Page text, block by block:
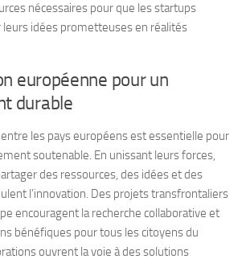
nécessaires pour que les startups
idées prometteuses en réalités
européenne pour un
durable
les pays européens est essentielle pour
soutenable. En unissant leurs forces,
des ressources, des idées et des
l’innovation. Des projets transfrontaliers
encouragent la recherche collaborative et
bénéfiques pour tous les citoyens du
ouvrent la voie à des solutions